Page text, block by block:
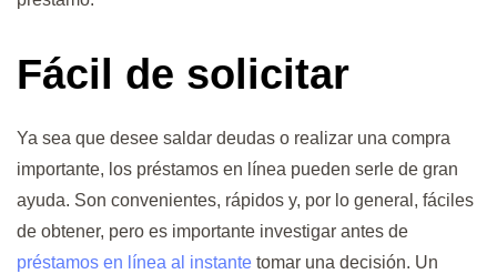
Fácil de solicitar
Ya sea que desee saldar deudas o realizar una compra
importante, los préstamos en línea pueden serle de gran
ayuda. Son convenientes, rápidos y, por lo general, fáciles
de obtener, pero es importante investigar antes de
préstamos en línea al instante tomar una decisión. Un